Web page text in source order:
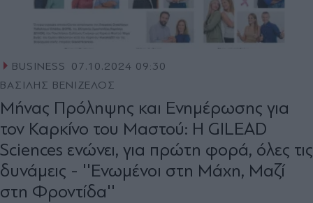
BUSINESS
07.10.2024 09:30
ΒΑΣΙΛΗΣ ΒΕΝΙΖΕΛΟΣ
Μήνας Πρόληψης και Ενημέρωσης για
τον Καρκίνο του Μαστού: Η GILEAD
Sciences ενώνει, για πρώτη φορά, όλες τις
δυνάμεις - ''Ενωμένοι στη Μάχη, Μαζί
στη Φροντίδα''